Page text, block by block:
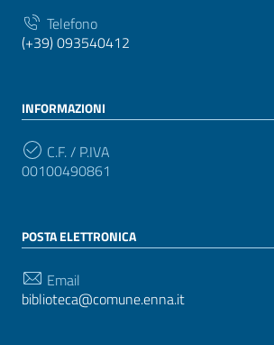
Telefono
(+39) 093540412
INFORMAZIONI
C.F. / P.IVA
00100490861
POSTA ELETTRONICA
Email
biblioteca@comune.enna.it